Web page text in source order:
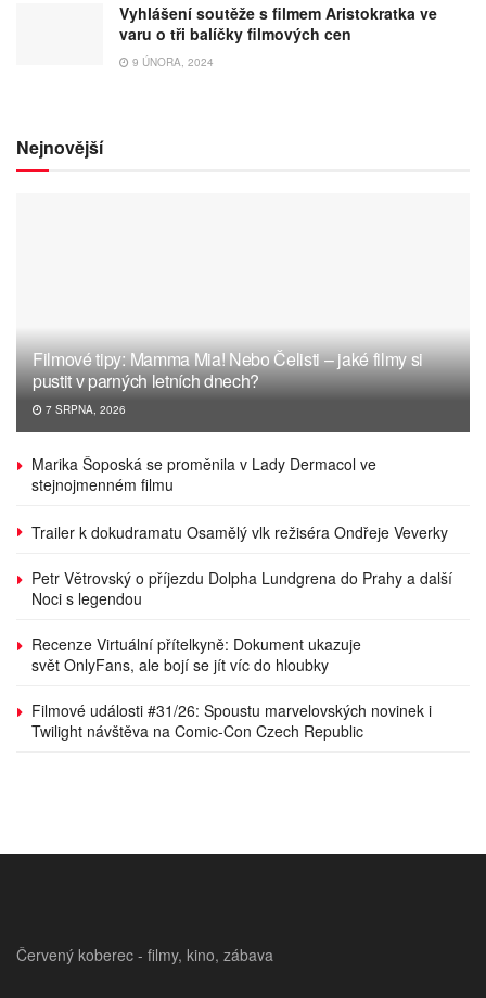
Vyhlášení soutěže s filmem Aristokratka ve
varu o tři balíčky filmových cen
9 ÚNORA, 2024
Nejnovější
Filmové tipy: Mamma Mia! Nebo Čelisti – jaké filmy si
pustit v parných letních dnech?
7 SRPNA, 2026
Marika Šoposká se proměnila v Lady Dermacol ve
stejnojmenném filmu
Trailer k dokudramatu Osamělý vlk režiséra Ondřeje Veverky
Petr Větrovský o příjezdu Dolpha Lundgrena do Prahy a další
Noci s legendou
Recenze Virtuální přítelkyně: Dokument ukazuje
svět OnlyFans, ale bojí se jít víc do hloubky
Filmové události #31/26: Spoustu marvelovských novinek i
Twilight návštěva na Comic-Con Czech Republic
Červený koberec - filmy, kino, zábava